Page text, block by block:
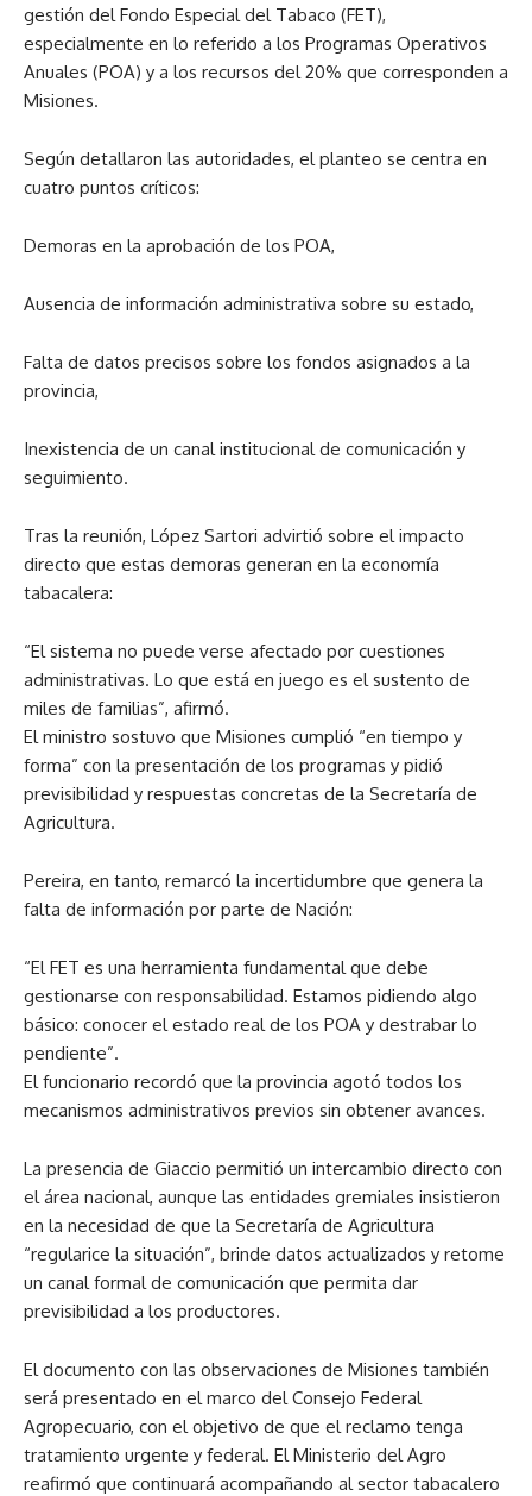
gestión del Fondo Especial del Tabaco (FET),
especialmente en lo referido a los Programas Operativos
Anuales (POA) y a los recursos del 20% que corresponden a
Misiones.
Según detallaron las autoridades, el planteo se centra en
cuatro puntos críticos:
Demoras en la aprobación de los POA,
Ausencia de información administrativa sobre su estado,
Falta de datos precisos sobre los fondos asignados a la
provincia,
Inexistencia de un canal institucional de comunicación y
seguimiento.
Tras la reunión, López Sartori advirtió sobre el impacto
directo que estas demoras generan en la economía
tabacalera:
“El sistema no puede verse afectado por cuestiones
administrativas. Lo que está en juego es el sustento de
miles de familias”, afirmó.
El ministro sostuvo que Misiones cumplió “en tiempo y
forma” con la presentación de los programas y pidió
previsibilidad y respuestas concretas de la Secretaría de
Agricultura.
Pereira, en tanto, remarcó la incertidumbre que genera la
falta de información por parte de Nación:
“El FET es una herramienta fundamental que debe
gestionarse con responsabilidad. Estamos pidiendo algo
básico: conocer el estado real de los POA y destrabar lo
pendiente”.
El funcionario recordó que la provincia agotó todos los
mecanismos administrativos previos sin obtener avances.
La presencia de Giaccio permitió un intercambio directo con
el área nacional, aunque las entidades gremiales insistieron
en la necesidad de que la Secretaría de Agricultura
“regularice la situación”, brinde datos actualizados y retome
un canal formal de comunicación que permita dar
previsibilidad a los productores.
El documento con las observaciones de Misiones también
será presentado en el marco del Consejo Federal
Agropecuario, con el objetivo de que el reclamo tenga
tratamiento urgente y federal. El Ministerio del Agro
reafirmó que continuará acompañando al sector tabacalero